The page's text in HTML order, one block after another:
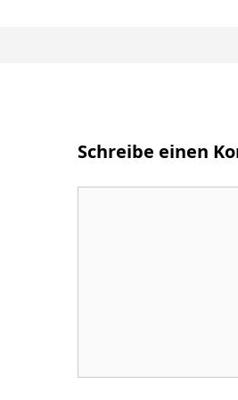
Schreibe einen